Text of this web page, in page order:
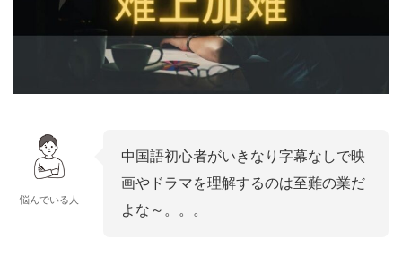
悩んでいる人
中国語初心者がいきなり字幕なしで映
画やドラマを理解するのは至難の業だ
よな～。。。